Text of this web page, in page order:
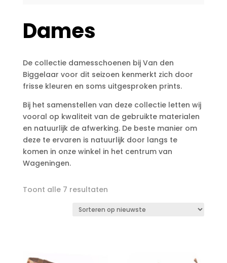
Dames
De collectie damesschoenen bij Van den
Biggelaar voor dit seizoen kenmerkt zich door
frisse kleuren en soms uitgesproken prints.
Bij het samenstellen van deze collectie letten wij
vooral op kwaliteit van de gebruikte materialen
en natuurlijk de afwerking. De beste manier om
deze te ervaren is natuurlijk door langs te
komen in onze winkel in het centrum van
Wageningen.
Toont alle 7 resultatenGesorteerd
nieuwste